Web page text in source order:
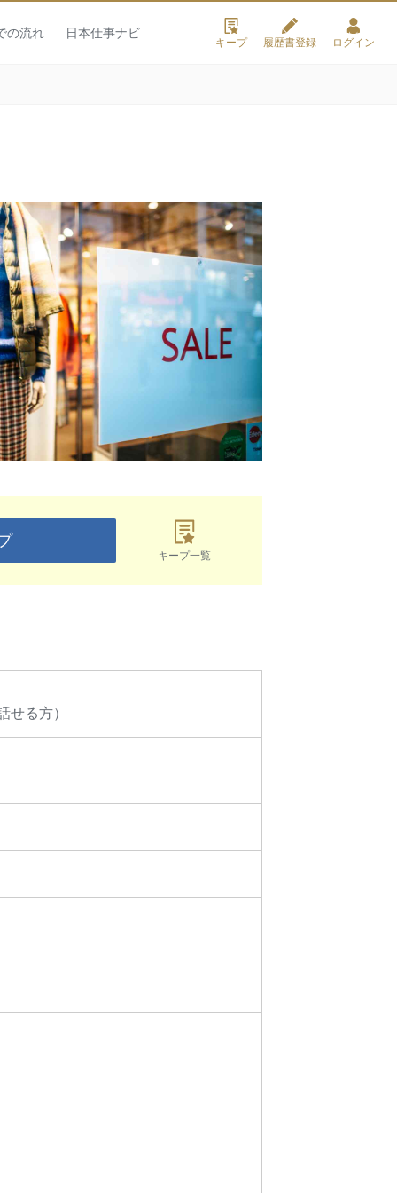
の流れ 日本仕事ナビ
キープ 履歴書登録 ログイン
キープ一覧
せる方）